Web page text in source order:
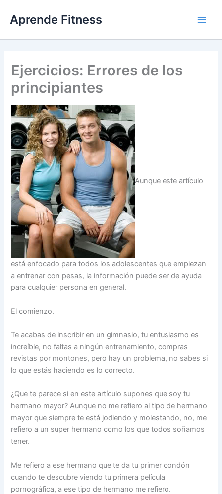
contenido
Aprende Fitness
Ejercicios: Errores de los
principiantes
Aunque este artículo
está enfocado para todos los adolescentes que empiezan
a entrenar con pesas, la información puede ser de ayuda
para cualquier persona en general.
El comienzo.
Te acabas de inscribir en un gimnasio, tu entusiasmo es
increíble, no faltas a ningún entrenamiento, compras
revistas por montones, pero hay un problema, no sabes si
lo que estás haciendo es lo correcto.
¿Que te parece si en este artículo supones que soy tu
hermano mayor? Aunque no me refiero al tipo de hermano
mayor que siempre te está jodiendo y molestando, no, me
refiero a un super hermano como los que todos soñamos
tener.
Me refiero a ese hermano que te da tu primer condón
cuando te descubre viendo tu primera película
pornográfica, a ese tipo de hermano me refiero.